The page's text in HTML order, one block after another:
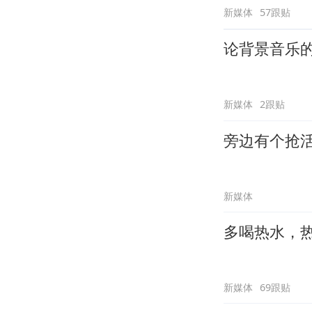
新媒体 57跟贴
论背景音乐
新媒体 2跟贴
旁边有个抢
新媒体
多喝热水，
新媒体 69跟贴